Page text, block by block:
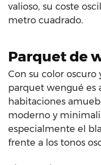
valioso, su coste
metro cuadrado.
Parquet de
Con su color oscuro
parquet wengué es
habitaciones
moderno y
especialmente el
frente a los tonos